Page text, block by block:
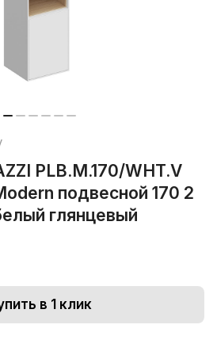
PLB.M.170/WHT.V
подвесной 170 2
глянцевый
в 1 клик